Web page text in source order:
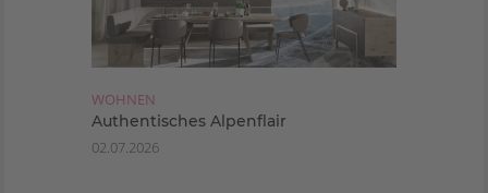
WOHNEN
Authentisches Alpenflair
02.07.2026